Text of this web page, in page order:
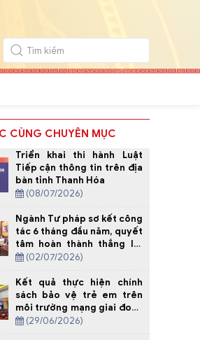
CÙNG CHUYÊN MỤC
Triển khai thi hành Luật
Tiếp cận thông tin trên địa
bàn tỉnh Thanh Hóa
(08/07/2026)
Ngành Tư pháp sơ kết công
tác 6 tháng đầu năm, quyết
tâm hoàn thành thắng lợi
nhiệm vụ năm 2026
(02/07/2026)
Kết quả thực hiện chính
sách bảo vệ trẻ em trên
môi trường mạng giai đoạn
2020 - 2025 trên địa bàn
(29/06/2026)